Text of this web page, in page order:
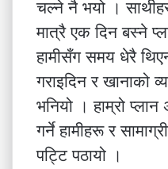
चल्ने नै भयो ।
मात्रै एक दिन बस्ने
हामीसँग समय धेरै
गराइदिन र खानाको
भनियो । हाम्रो प्लान
गर्ने हामीहरू र
पट्टि पठायो ।